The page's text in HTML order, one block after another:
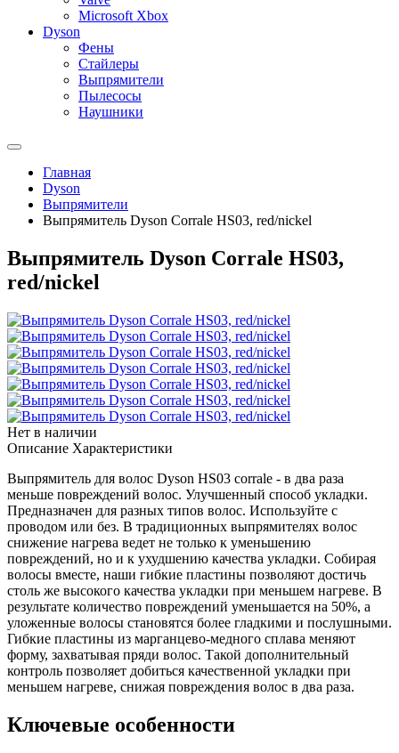
Microsoft Xbox
Dyson
Фены
Стайлеры
Выпрямители
Пылесосы
Наушники
Главная
Dyson
Выпрямители
Выпрямитель Dyson Corrale HS03, red/nickel
Выпрямитель Dyson Corrale HS03,
red/nickel
Нет в наличии
Описание Характеристики
Выпрямитель для волос Dyson HS03 corrale - в два раза
меньше повреждений волос. Улучшенный способ укладки.
Предназначен для разных типов волос. Используйте с
проводом или без. В традиционных выпрямителях волос
снижение нагрева ведет не только к уменьшению
повреждений, но и к ухудшению качества укладки. Собирая
волосы вместе, наши гибкие пластины позволяют достичь
столь же высокого качества укладки при меньшем нагреве. В
результате количество повреждений уменьшается на 50%, а
уложенные волосы становятся более гладкими и послушными.
Гибкие пластины из марганцево-медного сплава меняют
форму, захватывая пряди волос. Такой дополнительный
контроль позволяет добиться качественной укладки при
меньшем нагреве, снижая повреждения волос в два раза.
Ключевые особенности